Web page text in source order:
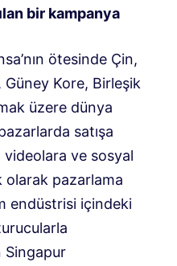
bir kampanya
ötesinde Çin,
Kore, Birleşik
üzere dünya
satışa
ve sosyal
olarak pazarlama
endüstrisi içindeki
Singapur